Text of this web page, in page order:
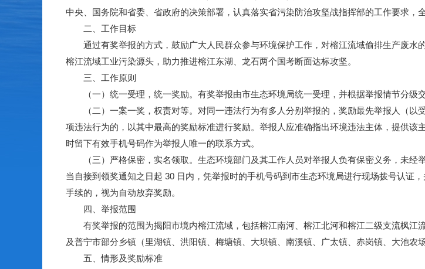
中央、国务院和省委、省政府的决策部署，认真落实省污染防治攻坚战指挥部的工作要求，
二、工作目标
通过有奖举报的方式，鼓励广大人民群众参与环境保护工作，对榕江流域偷排生产废水
榕江流域工业污染源头，助力推进榕江东湖、龙石两个国考断面达标攻坚。
三、工作原则
（一）统一受理，统一奖励。有奖举报由市生态环境局统一受理，并根据举报情节分级
（二）一案一奖，权责对等。对同一违法行为有多人分别举报的，奖励最先举报人（以
项违法行为的，以其中最高的奖励标准进行奖励。举报人应准确指出环境违法主体，提供
时留下有效手机号码作为举报人唯一的联系方式。
（三）严格保密，实名领取。生态环境部门及其工作人员对举报人负有保密义务，未经
当自接到领奖通知之日起 30 日内，凭举报时的手机号码到市生态环境局进行现场拨号认证
手续的，视为自动放弃奖励。
四、举报范围
有奖举报的范围为揭阳市境内榕江流域，包括榕江南河、榕江北河和榕江二级支流枫江
及普宁市部分乡镇（里湖镇、洪阳镇、梅塘镇、大坝镇、南溪镇、广太镇、赤岗镇、大池农
五、情形及奖励标准